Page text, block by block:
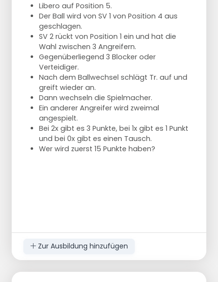
Libero auf Position 5.
Der Ball wird von SV 1 von Position 4 aus
geschlagen.
SV 2 rückt von Position 1 ein und hat die
Wahl zwischen 3 Angreifern.
Gegenüberliegend 3 Blocker oder
Verteidiger.
Nach dem Ballwechsel schlägt Tr. auf und
greift wieder an.
Dann wechseln die Spielmacher.
Ein anderer Angreifer wird zweimal
angespielt.
Bei 2x gibt es 3 Punkte, bei 1x gibt es 1 Punkt
und bei 0x gibt es einen Tausch.
Wer wird zuerst 15 Punkte haben?
Zur Ausbildung hinzufügen